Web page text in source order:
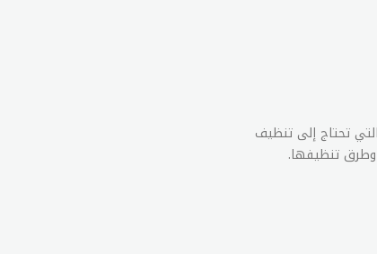
تحتاج إلى تنظيف
تنظيفها.